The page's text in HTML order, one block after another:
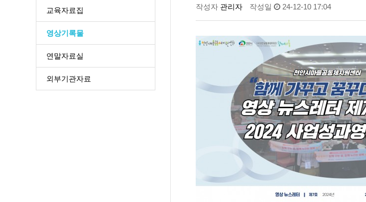
교육자료집
영상기록물
연말자료실
외부기관자료
작성자 관리자 작성일 24-12-10 17:04